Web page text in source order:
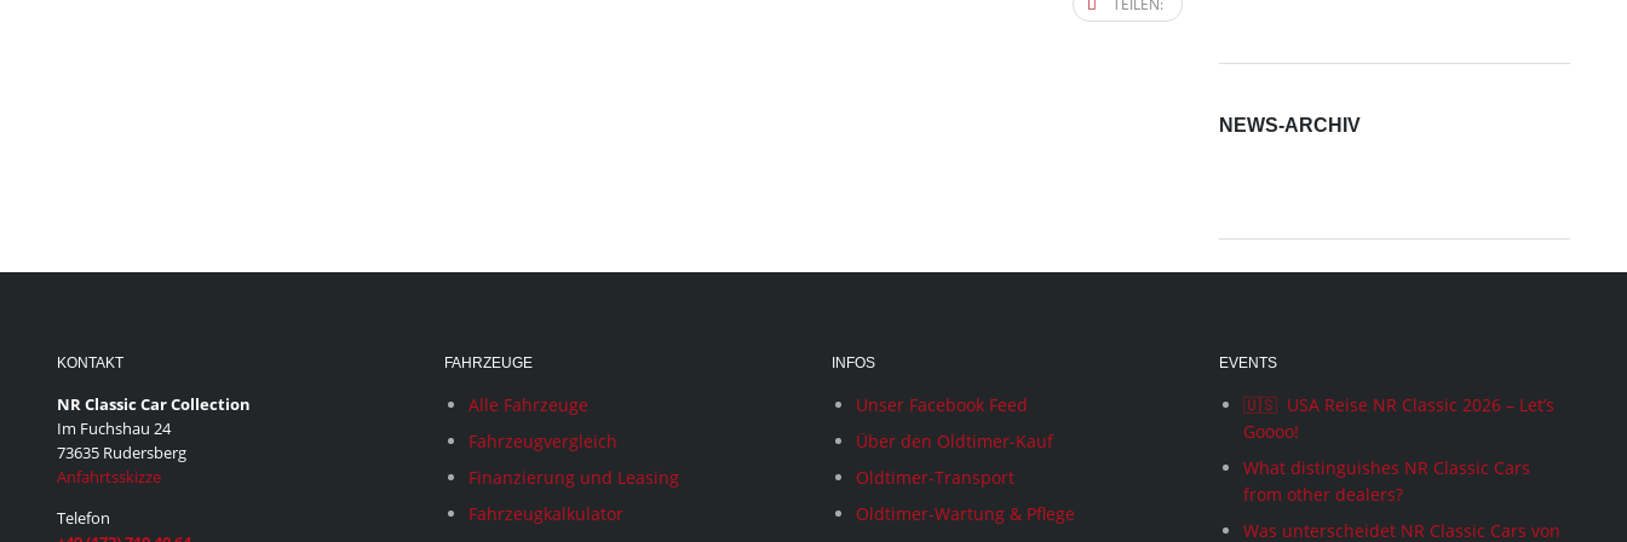
TEILEN:
NEWS-ARCHIV
KONTAKT
NR Classic Car Collection
Im Fuchshau 24
73635 Rudersberg
Anfahrtsskizze
Telefon
FAHRZEUGE
Alle Fahrzeuge
Fahrzeugvergleich
Finanzierung und Leasing
Fahrzeugkalkulator
INFOS
Unser Facebook Feed
Über den Oldtimer-Kauf
Oldtimer-Transport
Oldtimer-Wartung & Pflege
EVENTS
🇺🇸 USA Reise NR Classic 2026 – Let’s
Goooo!
What distinguishes NR Classic Cars
from other dealers?
Was unterscheidet NR Classic Cars von